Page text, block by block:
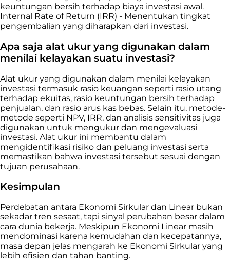
keuntungan bersih terhadap biaya investasi awal.
Internal Rate of Return (IRR) - Menentukan tingkat
pengembalian yang diharapkan dari investasi.
Apa saja alat ukur yang digunakan dalam
menilai kelayakan suatu investasi?
Alat ukur yang digunakan dalam menilai kelayakan
investasi termasuk rasio keuangan seperti rasio utang
terhadap ekuitas, rasio keuntungan bersih terhadap
penjualan, dan rasio arus kas bebas. Selain itu, metode-
metode seperti NPV, IRR, dan analisis sensitivitas juga
digunakan untuk mengukur dan mengevaluasi
investasi. Alat ukur ini membantu dalam
mengidentifikasi risiko dan peluang investasi serta
memastikan bahwa investasi tersebut sesuai dengan
tujuan perusahaan.
Kesimpulan
Perdebatan antara Ekonomi Sirkular dan Linear bukan
sekadar tren sesaat, tapi sinyal perubahan besar dalam
cara dunia bekerja. Meskipun Ekonomi Linear masih
mendominasi karena kemudahan dan kecepatannya,
masa depan jelas mengarah ke Ekonomi Sirkular yang
lebih efisien dan tahan banting.